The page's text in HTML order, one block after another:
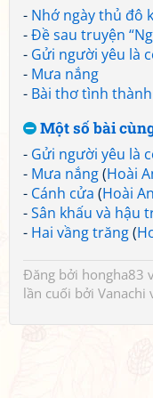
- Nhớ ngày thủ đô
-Đề sau truyện
- Gửi người yêu là
- Mưa nắng
- Bài thơ tình
Một số bài
- Gửi người yêu là
- Mưa nắng(Hoài
- Cánh cửa (Hoài
-Sân khấu và hậu
- Hai vầng trăng(
Đăng bởi hongha83
lần cuối bởi Vanachi